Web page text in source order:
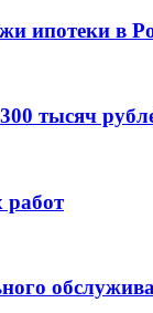
ипотеки в
тысяч